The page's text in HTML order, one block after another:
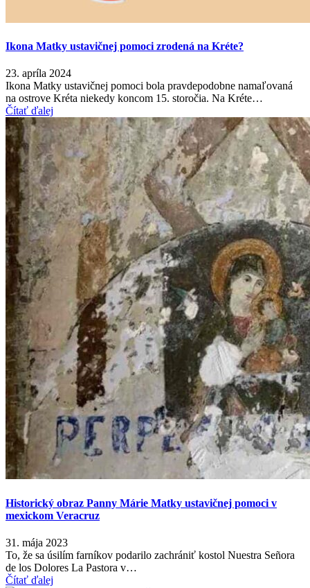
Ikona Matky ustavičnej pomoci zrodená na Kréte?
23. apríla 2024
Ikona Matky ustavičnej pomoci bola pravdepodobne namaľovaná
na ostrove Kréta niekedy koncom 15. storočia. Na Kréte…
Čítať ďalej
Historický obraz Panny Márie Matky ustavičnej pomoci v
mexickom Veracruz
31. mája 2023
To, že sa úsilím farníkov podarilo zachrániť kostol Nuestra Señora
de los Dolores La Pastora v…
Čítať ďalej